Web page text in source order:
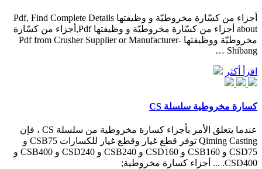
أجزاء من كسّارة مخروطيّة و وظيفتها Pdf, Find Complete Details
about أجزاء من كسّارة مخروطيّة و وظيفتها Pdf,أجزاء من كسّارة
مخروطيّة ووظيفتها Pdf from Crusher Supplier or Manufacturer-
Shibang …
اقرأ أكثر
كسارة مخروطية سلسلة CS
عندما يتعلق الأمر بأجزاء كسارة مخروطية من سلسلة CS ، فإن
Qiming Casting توفر قطع غيار وقطع غيار للكسارات CSB75 و
CSD75 و CSB160 و CSD160 و CSB240 و CSD240 و CSB400 و
CSD400. ... أجزاء كسارة مخروطية;